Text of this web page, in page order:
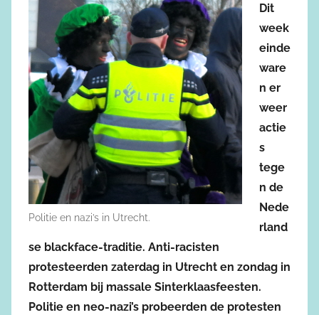
Politie en nazi’s in Utrecht.
Dit
week
einde
ware
n er
weer
actie
s
tege
n de
Nede
rland
se blackface-traditie. Anti-racisten
protesteerden zaterdag in Utrecht en zondag in
Rotterdam bij massale Sinterklaasfeesten.
Politie en neo-nazi’s probeerden de protesten